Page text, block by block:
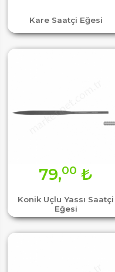
Kare Saatçi Eğesi
Konik Uçlu Yassı Saatçi
Eğesi
79,00 ₺